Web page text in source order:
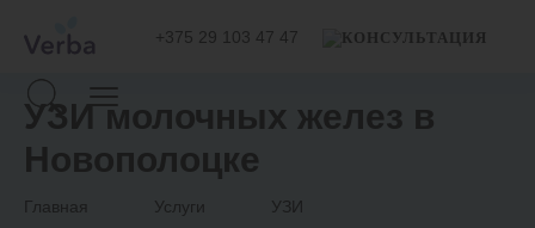
+375 29 103 47 47
УЗИ молочных желез в
Новополоцке
Главная Услуги
УЗИ